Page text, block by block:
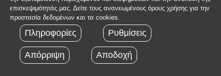
επισκεψιμότητάς μας. Δείτε τους ανανεωμένους όρους χρήσης για την
προστασία δεδομένων και τα cookies.
Πληροφορίες Ρυθμίσεις
Απόρριψη Αποδοχή